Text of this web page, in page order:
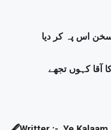
اس پہ کر دیا
آقا کہوں تجھے